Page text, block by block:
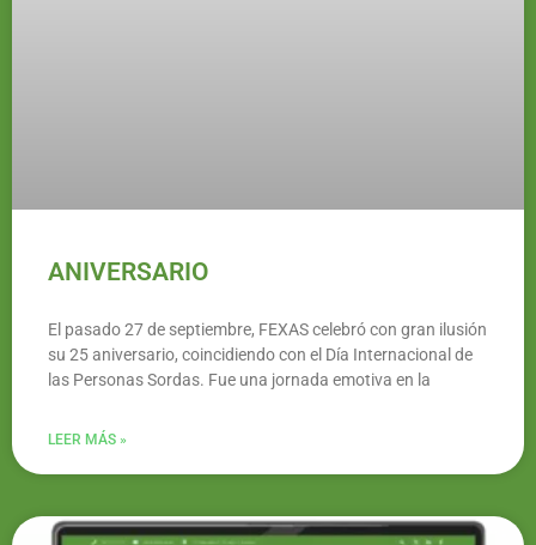
ANIVERSARIO
El pasado 27 de septiembre, FEXAS celebró con gran ilusión
su 25 aniversario, coincidiendo con el Día Internacional de
las Personas Sordas. Fue una jornada emotiva en la
LEER MÁS »